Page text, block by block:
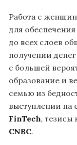
Работа с
для
до всех слоев
получении
с большей
образование и
семью из
выступлении на
FinTech, тезисы
CNBC.